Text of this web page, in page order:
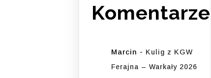
Komentarze
Marcin - Kulig z KGW
Ferajna – Warkały 2026